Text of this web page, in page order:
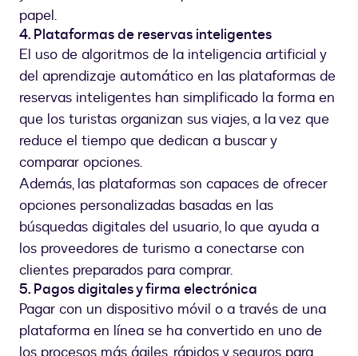
papel.
4. Plataformas de reservas inteligentes
El uso de algoritmos de la inteligencia artificial y
del aprendizaje automático en las plataformas de
reservas inteligentes han simplificado la forma en
que los turistas organizan sus viajes, a la vez que
reduce el tiempo que dedican a buscar y
comparar opciones.
Además, las plataformas son capaces de ofrecer
opciones personalizadas basadas en las
búsquedas digitales del usuario, lo que ayuda a
los proveedores de turismo a conectarse con
clientes preparados para comprar.
5. Pagos digitales y firma electrónica
Pagar con un dispositivo móvil o a través de una
plataforma en línea se ha convertido en uno de